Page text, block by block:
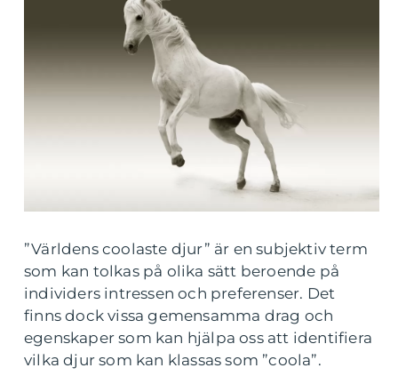
”Världens coolaste djur” är en subjektiv term
som kan tolkas på olika sätt beroende på
individers intressen och preferenser. Det
finns dock vissa gemensamma drag och
egenskaper som kan hjälpa oss att identifiera
vilka djur som kan klassas som ”coola”.